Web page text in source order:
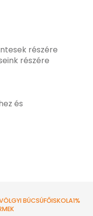
részére
részére
és
BÚCSÚFŐISKOLA1%